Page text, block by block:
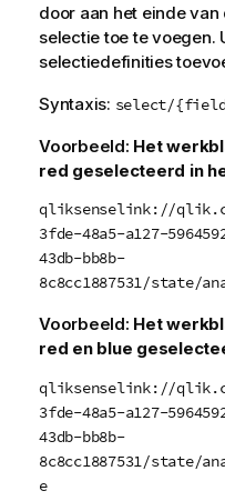
door aan het einde van
selectie toe te voegen.
selectiedefinities
Syntaxis: select/
Voorbeeld: Het
red geselecteerd in
qliksenselink://
3fde-48a5-a127-
43db-bb8b-
8c8cc1887531/state/
Voorbeeld: Het
red en blue
qliksenselink://
3fde-48a5-a127-
43db-bb8b-
8c8cc1887531/state/
e